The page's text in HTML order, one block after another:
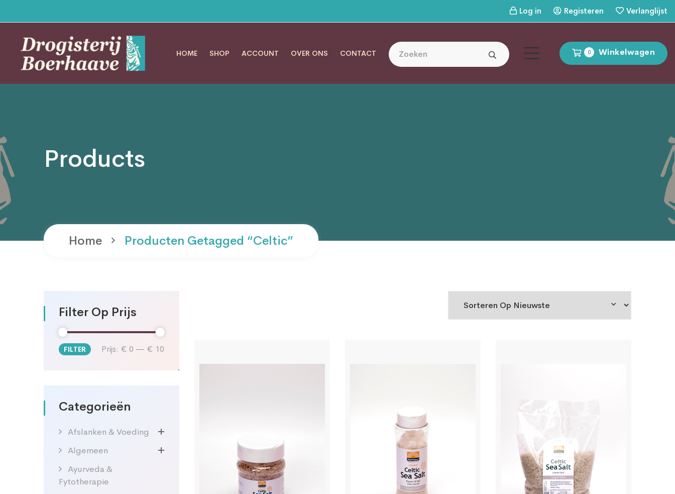
Log in Registeren Verlanglijst
0 Winkelwagen
HOME SHOP ACCOUNT OVER ONS CONTACT
Products
Home Producten Getagged “celtic”
Filter Op Prijs
Min.
Max.
FILTER Prijs: € 0 — € 10
Categorieën
Afslanken & Voeding
Algemeen
Ayurveda &
Fytotherapie